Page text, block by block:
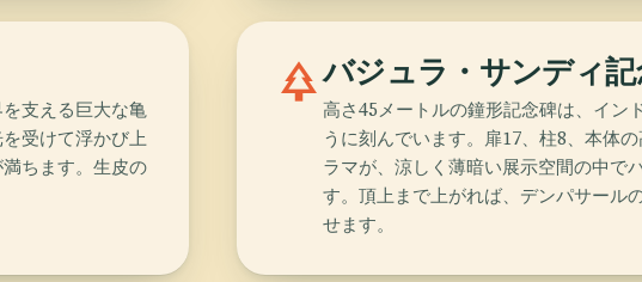
支える巨大な亀
受けて浮かび上
ちます。生皮の
parkバジュラ・サンディ記
高さ45メートルの鐘形記念碑は、イン
うに刻んでいます。扉17、柱8、本体
ラマが、涼しく薄暗い展示空間の中で
す。頂上まで上がれば、デンパサール
せます。